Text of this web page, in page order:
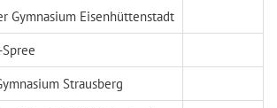
Gymnasium Eisenhüttenstadt
Strausberg